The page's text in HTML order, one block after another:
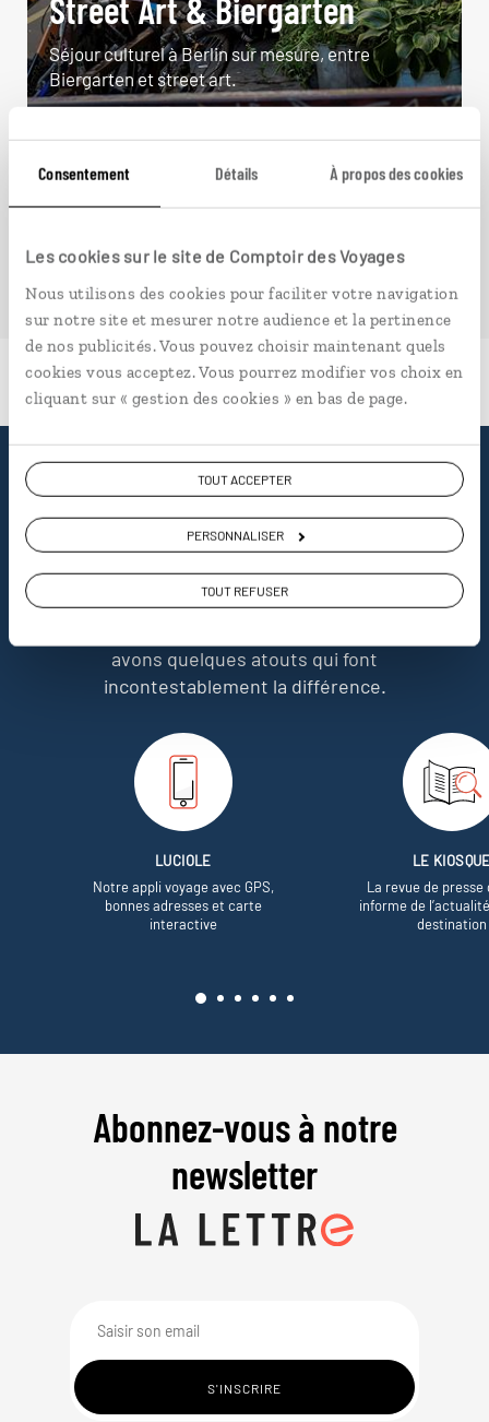
Consentement Détails À propos des cookies
Les cookies sur le site de Comptoir des Voyages
Nous utilisons des cookies pour faciliter votre navigation
sur notre site et mesurer notre audience et la pertinence
de nos publicités. Vous pouvez choisir maintenant quels
cookies vous acceptez. Vous pourrez modifier vos choix en
cliquant sur « gestion des cookies » en bas de page.
TOUT ACCEPTER
PERSONNALISER
TOUT REFUSER
Street Art & Biergarten
Séjour culturel à Berlin sur mesure, entre
Biergarten et street art.
Pourquoi voyager avec
nous
Soyons honnête, nous ne sommes pas les seuls
avons quelques atouts qui font
incontestablement la différence.
LUCIOLE
Notre appli voyage avec GPS,
bonnes adresses et carte
interactive
LE
La revue de presse
informe de
destination
Abonnez-vous à notre
newsletter